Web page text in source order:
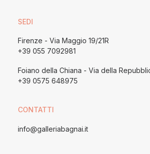
SEDI
Firenze - Via Maggio 19/21R
+39 055 7092981
Foiano della Chiana - Via della
+39 0575 648975
CONTATTI
info@galleriabagnai.it